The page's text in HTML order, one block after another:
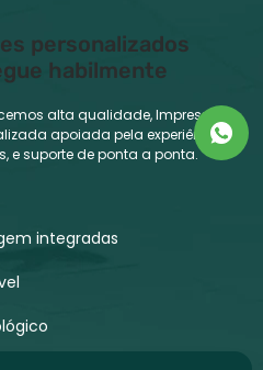
personalizados
habilmente
alta qualidade, Impressão
apoiada pela experiência
e suporte de ponta a ponta.
integradas